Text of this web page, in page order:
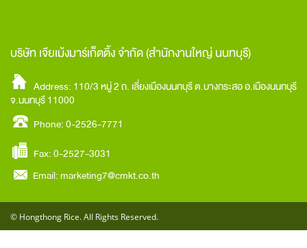
บริษัท เจียเม้งมาร์เก็ตติ้ง จำกัด(สำนักงานใหญ่ นนทบุรี)
Address: 110/3 หมู่ 2 ถ. เลี่ยงเมืองนนทบุรี ต.บางกระสอ อ.เมืองนนทบุรี
จ.นนทบุรี 11000
Phone: 0-2526-7771
Fax: 0-2527-3031
Email:marketing7@cmkt.co.th
© Hongthong Rice. All Rights Reserved.